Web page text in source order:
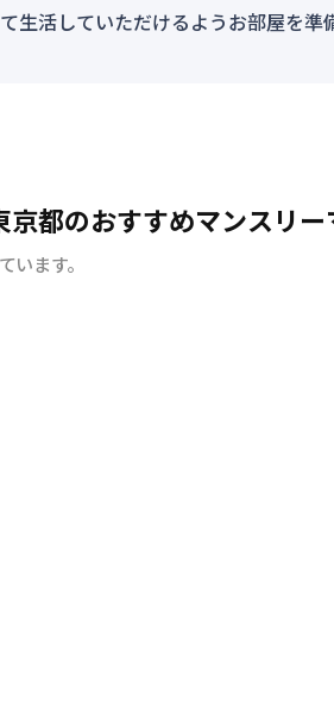
生活していただけるようお部屋を準
都のおすすめマンスリ
ます。